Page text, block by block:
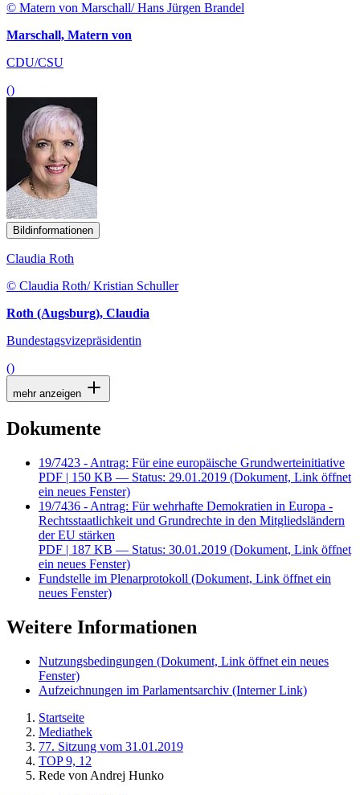
© Matern von Marschall/ Hans Jürgen Brandel
Marschall, Matern von
CDU/CSU
()
Bildinformationen
Claudia Roth
© Claudia Roth/ Kristian Schuller
Roth (Augsburg), Claudia
Bundestagsvizepräsidentin
()
mehr anzeigen
Dokumente
19/7423 - Antrag: Für eine europäische Grundwerteinitiative
PDF | 150 KB — Status: 29.01.2019 (Dokument, Link öffnet
ein neues Fenster)
19/7436 - Antrag: Für wehrhafte Demokratien in Europa -
Rechtsstaatlichkeit und Grundrechte in den Mitgliedsländern
der EU stärken
PDF | 187 KB — Status: 30.01.2019 (Dokument, Link öffnet
ein neues Fenster)
Fundstelle im Plenarprotokoll (Dokument, Link öffnet ein
neues Fenster)
Weitere Informationen
Nutzungsbedingungen (Dokument, Link öffnet ein neues
Fenster)
Aufzeichnungen im Parlamentsarchiv (Interner Link)
Startseite
Mediathek
77. Sitzung vom 31.01.2019
TOP 9, 12
Rede von Andrej Hunko